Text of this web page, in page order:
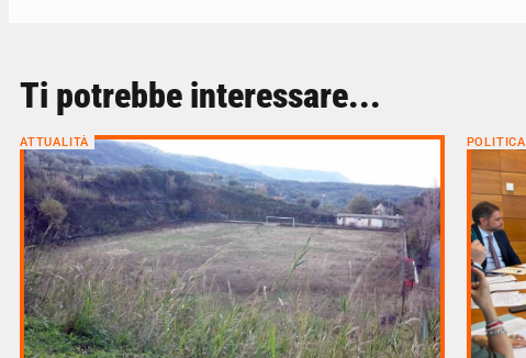
Ti potrebbe interessare...
ATTUALITÀ POLITICA